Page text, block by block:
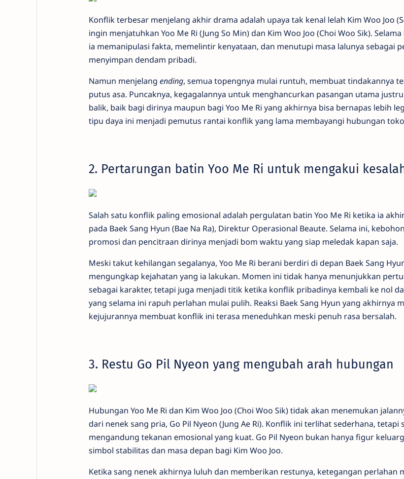
Konflik terbesar menjelang akhir drama adalah upaya tak kenal lelah Kim Woo Joo
ingin menjatuhkan Yoo Me Ri (Jung So Min) dan Kim Woo Joo (Choi Woo Sik).
ia memanipulasi fakta, memelintir kenyataan, dan menutupi masa lalunya sebagai
menyimpan dendam pribadi.
Namun menjelang ending, semua topengnya mulai runtuh, membuat tindakannya
putus asa. Puncaknya, kegagalannya untuk menghancurkan pasangan utama
balik, baik bagi dirinya maupun bagi Yoo Me Ri yang akhirnya bisa bernapas lebih
tipu daya ini menjadi pemutus rantai konflik yang lama membayangi hubungan
2. Pertarungan batin Yoo Me Ri untuk mengakui
Salah satu konflik paling emosional adalah pergulatan batin Yoo Me Ri ketika ia
pada Baek Sang Hyun (Bae Na Ra), Direktur Operasional Beaute. Selama ini,
promosi dan pencitraan dirinya menjadi bom waktu yang siap meledak kapan saja.
Meski takut kehilangan segalanya, Yoo Me Ri berani berdiri di depan Baek Sang
mengungkap kejahatan yang ia lakukan. Momen ini tidak hanya menunjukkan
sebagai karakter, tetapi juga menjadi titik ketika konflik pribadinya kembali ke nol
yang selama ini rapuh perlahan mulai pulih. Reaksi Baek Sang Hyun yang akhirnya
kejujurannya membuat konflik ini terasa meneduhkan meski penuh rasa bersalah.
3. Restu Go Pil Nyeon yang mengubah arah hubungan
Hubungan Yoo Me Ri dan Kim Woo Joo (Choi Woo Sik) tidak akan menemukan
dari nenek sang pria, Go Pil Nyeon (Jung Ae Ri). Konflik ini terlihat sederhana, tetapi
mengandung tekanan emosional yang kuat. Go Pil Nyeon bukan hanya figur
simbol stabilitas dan masa depan bagi Kim Woo Joo.
Ketika sang nenek akhirnya luluh dan memberikan restunya, ketegangan perlahan